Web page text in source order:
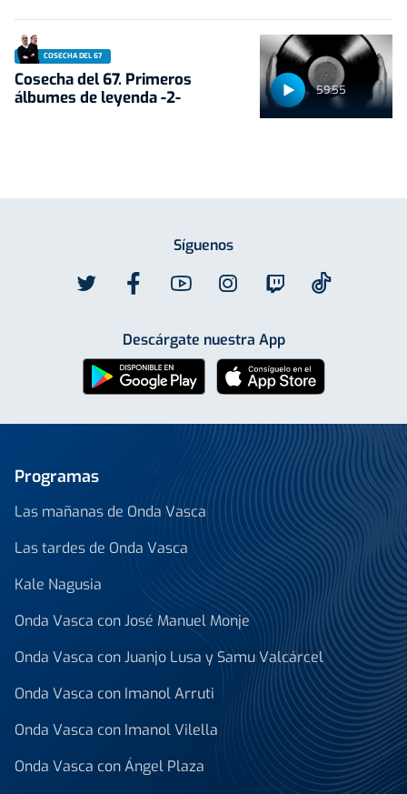
59:55
COSECHA DEL 67
Cosecha del 67. Primeros
álbumes de leyenda -2-
Síguenos
Descárgate nuestra App
Programas
Las mañanas de Onda Vasca
Las tardes de Onda Vasca
Kale Nagusia
Onda Vasca con José Manuel Monje
Onda Vasca con Juanjo Lusa y Samu Valcárcel
Onda Vasca con Imanol Arruti
Onda Vasca con Imanol Vilella
Onda Vasca con Ángel Plaza